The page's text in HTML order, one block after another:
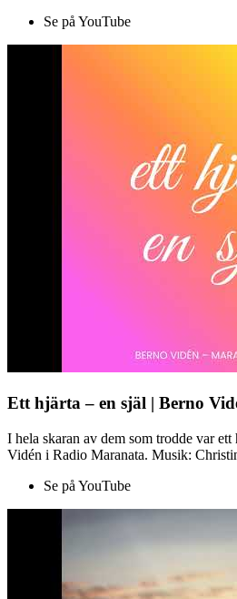
Se på YouTube
Ett hjärta – en själ | Berno
I hela skaran av dem som trodde var
Vidén i Radio Maranata. Musik:
Se på YouTube